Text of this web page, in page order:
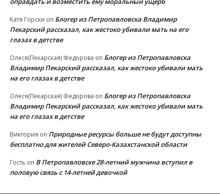
Катя Горски on Блогер из Петропавловска Владимир
Пекарский рассказал, как жестоко убивали мать на его
глазах в детстве
Олеся(Пекарская) Федорова on Блогер из Петропавловска
Владимир Пекарский рассказал, как жестоко убивали мать
на его глазах в детстве
Олеся(Пекарская) Федорова on Блогер из Петропавловска
Владимир Пекарский рассказал, как жестоко убивали мать
на его глазах в детстве
Виктория on Природные ресурсы больше не будут доступны
бесплатно для жителей Северо-Казахстанской области
Гость on В Петропавловске 28-летний мужчина вступил в
половую связь с 14-летней девочкой